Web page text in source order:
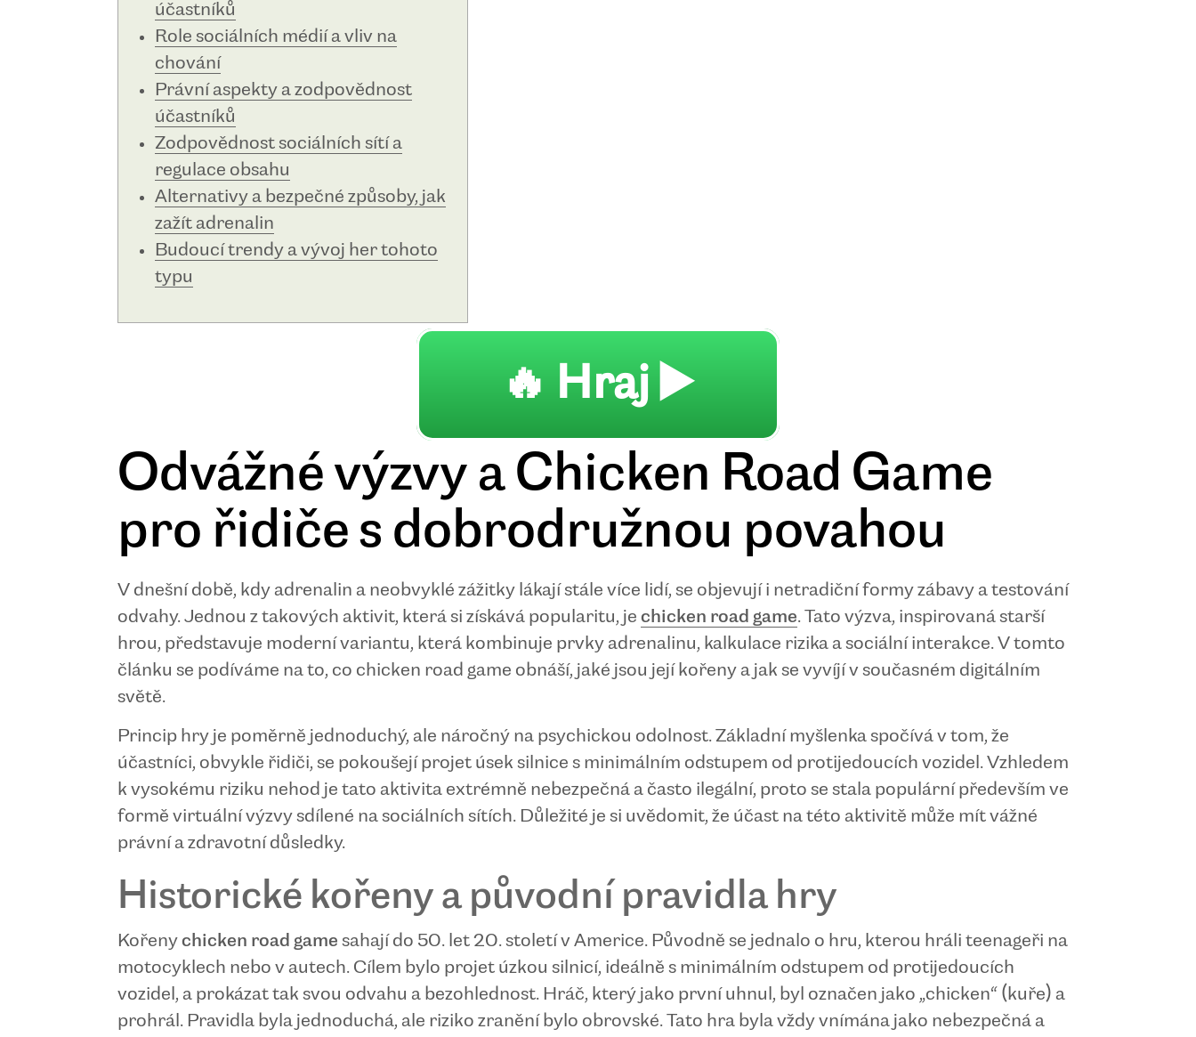
účastníků
Role sociálních médií a vliv na
chování
Právní aspekty a zodpovědnost
účastníků
Zodpovědnost sociálních sítí a
regulace obsahu
Alternativy a bezpečné způsoby, jak
zažít adrenalin
Budoucí trendy a vývoj her tohoto
typu
🔥 Hraj ▶️
Odvážné výzvy a Chicken Road Game
pro řidiče s dobrodružnou povahou
V dnešní době, kdy adrenalin a neobvyklé zážitky lákají stále více lidí, se objevují i netradiční formy zábavy a testování
odvahy. Jednou z takových aktivit, která si získává popularitu, je chicken road game. Tato výzva, inspirovaná starší
hrou, představuje moderní variantu, která kombinuje prvky adrenalinu, kalkulace rizika a sociální interakce. V tomto
článku se podíváme na to, co chicken road game obnáší, jaké jsou její kořeny a jak se vyvíjí v současném digitálním
světě.
Princip hry je poměrně jednoduchý, ale náročný na psychickou odolnost. Základní myšlenka spočívá v tom, že
účastníci, obvykle řidiči, se pokoušejí projet úsek silnice s minimálním odstupem od protijedoucích vozidel. Vzhledem
k vysokému riziku nehod je tato aktivita extrémně nebezpečná a často ilegální, proto se stala populární především ve
formě virtuální výzvy sdílené na sociálních sítích. Důležité je si uvědomit, že účast na této aktivitě může mít vážné
právní a zdravotní důsledky.
Historické kořeny a původní pravidla hry
Kořenychicken road game sahají do 50. let 20. století v Americe. Původně se jednalo o hru, kterou hráli teenageři na
motocyklech nebo v autech. Cílem bylo projet úzkou silnicí, ideálně s minimálním odstupem od protijedoucích
vozidel, a prokázat tak svou odvahu a bezohlednost. Hráč, který jako první uhnul, byl označen jako „chicken“ (kuře) a
prohrál. Pravidla byla jednoduchá, ale riziko zranění bylo obrovské. Tato hra byla vždy vnímána jako nebezpečná a